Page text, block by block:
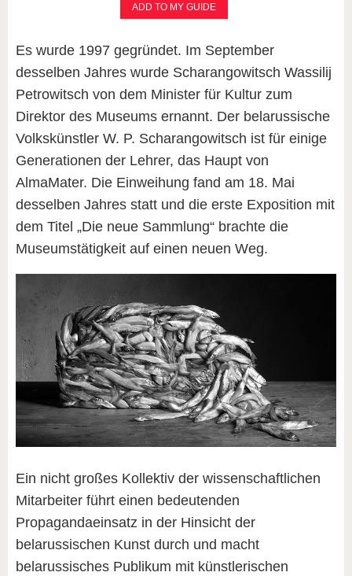
ADD TO MY GUIDE
Es wurde 1997 gegründet. Im September
desselben Jahres wurde Scharangowitsch Wassilij
Petrowitsch von dem Minister für Kultur zum
Direktor des Museums ernannt. Der belarussische
Volkskünstler W. P. Scharangowitsch ist für einige
Generationen der Lehrer, das Haupt von
AlmaMater. Die Einweihung fand am 18. Mai
desselben Jahres statt und die erste Exposition mit
dem Titel „Die neue Sammlung“ brachte die
Museumstätigkeit auf einen neuen Weg.
Ein nicht großes Kollektiv der wissenschaftlichen
Mitarbeiter führt einen bedeutenden
Propagandaeinsatz in der Hinsicht der
belarussischen Kunst durch und macht
belarussisches Publikum mit künstlerischen